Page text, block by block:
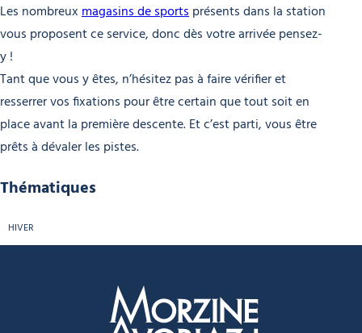
Les nombreuxmagasins de sportsprésents dans la station
vous proposent ce service, donc dès votre arrivée pensez-
y !
Tant que vous y êtes, n’hésitez pas à faire vérifier et
resserrer vos fixations pour être certain que tout soit en
place avant la première descente. Et c’est parti, vous être
prêts à dévaler les pistes.
Thématiques
HIVER